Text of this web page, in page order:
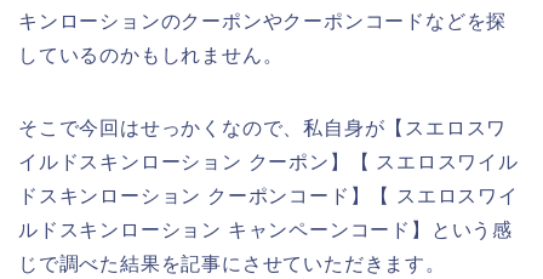
キンローションのクーポンやクーポンコードなどを探
しているのかもしれません。
そこで今回はせっかくなので、私自身が【スエロスワ
イルドスキンローション クーポン】【 スエロスワイル
ドスキンローション クーポンコード】【 スエロスワイ
ルドスキンローション キャンペーンコード】という感
じで調べた結果を記事にさせていただきます。